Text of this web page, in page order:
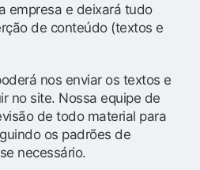
empresa e deixará tudo
de conteúdo (textos e
nos enviar os textos e
no site. Nossa equipe de
de todo material para
os padrões de
necessário.